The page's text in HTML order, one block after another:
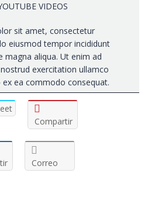
VIDEOS
sit amet, consectetur
eiusmod tempor incididunt
magna aliqua. Ut enim ad
exercitation ullamco
ex ea commodo consequat.
Compartir
Correo